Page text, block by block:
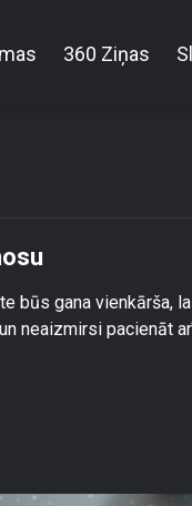
360 Ziņas
būs gana vienkārša,
neaizmirsi pacienāt